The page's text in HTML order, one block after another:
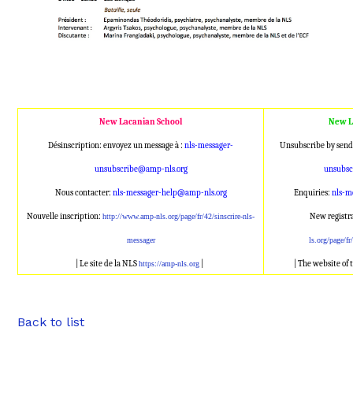
New Lacanian School
Désinscription: envoyez un message à :nls-messager-
unsubscribe@amp-nls.org
Nous contacter: nls-messager-help@amp-nls.org
Nouvelle inscription:http://www.amp-nls.org/page/fr/42/sinscrire-nls-
messager
| Le site de la NLShttps://amp-nls.org|
New
Unsubscribe by
Enquiries:nls-
New
ls.org/page/
| The website of
Back to list